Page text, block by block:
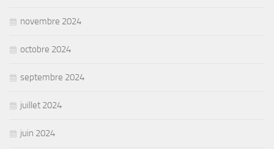
novembre 2024
octobre 2024
septembre 2024
juillet 2024
juin 2024